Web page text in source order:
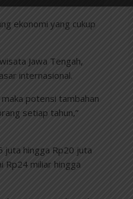
ekonomi yang cukup
Jawa Tengah,
internasional.
potensi tambahan
setiap tahun,”
juta hingga Rp20 juta
Rp24 miliar hingga